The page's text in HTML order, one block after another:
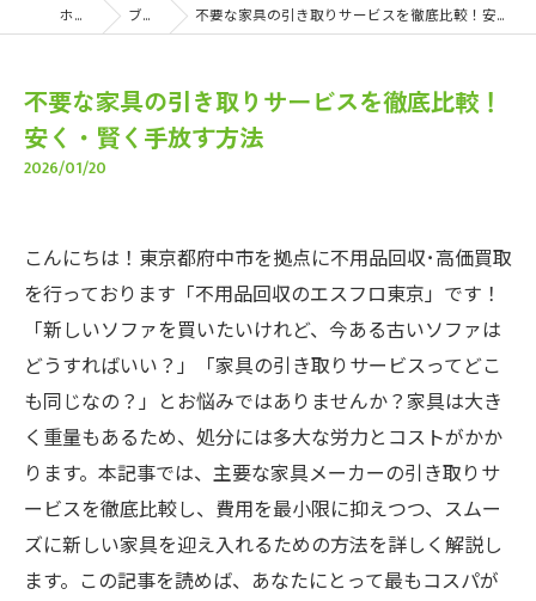
ホーム ブログ 不要な家具の引き取りサービスを徹底比較！安く・賢く手放す方法
不要な家具の引き取りサービスを徹底比較！
安く・賢く手放す方法
2026/01/20
こんにちは！東京都府中市を拠点に不用品回収･高価買取
を行っております「不用品回収のエスフロ東京」です！
「新しいソファを買いたいけれど、今ある古いソファは
どうすればいい？」「家具の引き取りサービスってどこ
も同じなの？」とお悩みではありませんか？家具は大き
く重量もあるため、処分には多大な労力とコストがかか
ります。本記事では、主要な家具メーカーの引き取りサ
ービスを徹底比較し、費用を最小限に抑えつつ、スムー
ズに新しい家具を迎え入れるための方法を詳しく解説し
ます。この記事を読めば、あなたにとって最もコスパが